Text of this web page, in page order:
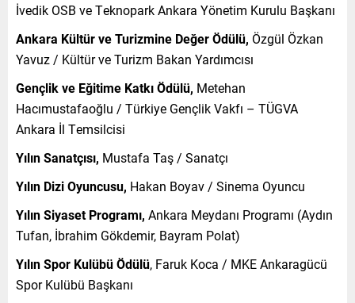
İvedik OSB ve Teknopark Ankara Yönetim Kurulu Başkanı
Ankara Kültür ve Turizmine Değer Ödülü, Özgül Özkan
Yavuz / Kültür ve Turizm Bakan Yardımcısı
Gençlik ve Eğitime Katkı Ödülü, Metehan
Hacımustafaoğlu / Türkiye Gençlik Vakfı – TÜGVA
Ankara İl Temsilcisi
Yılın Sanatçısı, Mustafa Taş / Sanatçı
Yılın Dizi Oyuncusu, Hakan Boyav / Sinema Oyuncu
Yılın Siyaset Programı, Ankara Meydanı Programı (Aydın
Tufan, İbrahim Gökdemir, Bayram Polat)
Yılın Spor Kulübü Ödülü, Faruk Koca / MKE Ankaragücü
Spor Kulübü Başkanı